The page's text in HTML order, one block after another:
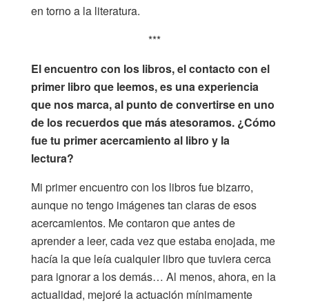
en torno a la literatura.
***
El encuentro con los libros, el contacto con el
primer libro que leemos, es una experiencia
que nos marca, al punto de convertirse en uno
de los recuerdos que más atesoramos. ¿Cómo
fue tu primer acercamiento al libro y la
lectura?
Mi primer encuentro con los libros fue bizarro,
aunque no tengo imágenes tan claras de esos
acercamientos. Me contaron que antes de
aprender a leer, cada vez que estaba enojada, me
hacía la que leía cualquier libro que tuviera cerca
para ignorar a los demás… Al menos, ahora, en la
actualidad, mejoré la actuación mínimamente